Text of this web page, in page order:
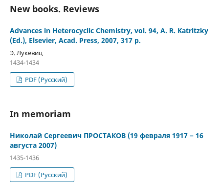
New books. Reviews
Advances in Heterocyclic Chemistry, vol. 94, A. R. Katritzky
(Еd.), Elsevier, Acad. Press, 2007, 317 p.
Э. Лукевиц
1434-1434
PDF (Русский)
In memoriam
Николай Сергеевич ПРОСТАКОВ (19 февраля 1917 − 16
августа 2007)
1435-1436
PDF (Русский)